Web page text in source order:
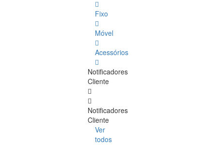
Fixo
Móvel
Acessórios
Notificadores
Cliente
Notificadores
Cliente
Ver
todos